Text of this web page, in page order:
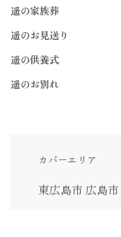
遥の家族葬
遥のお見送り
遥の供養式
遥のお別れ
カバーエリア
東広島市 広島市